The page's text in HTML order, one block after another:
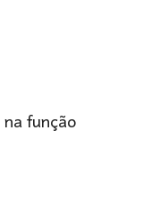
função